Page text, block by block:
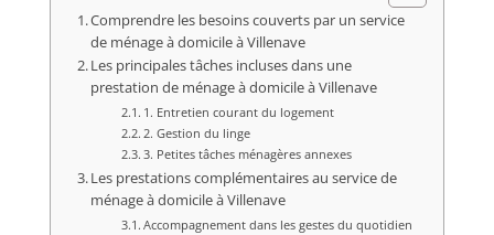
Comprendre les besoins couverts par un service
de ménage à domicile à Villenave
Les principales tâches incluses dans une
prestation de ménage à domicile à Villenave
1. Entretien courant du logement
2. Gestion du linge
3. Petites tâches ménagères annexes
Les prestations complémentaires au service de
ménage à domicile à Villenave
Accompagnement dans les gestes du quotidien